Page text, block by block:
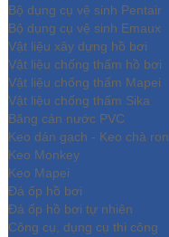
Bộ dụng cụ vệ sinh Pentair
Bộ dụng cụ vệ sinh Emaux
Vật liệu xây dựng hồ bơi
Vật liệu chống thấm hồ bơi
Vật liệu chống thấm Mapei
Vật liệu chống thấm Sika
Băng cản nước PVC
Keo dán gạch - Keo chà ron
Keo Monkey
Keo Mapei
Đá ốp hồ bơi
Đá ốp hồ bơi tự nhiên
Công cụ, dụng cụ thi công